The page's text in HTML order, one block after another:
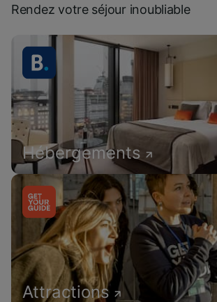
Rendez votre séjour inoubliable
Hébergements
Attractions